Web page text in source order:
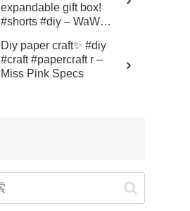
expandable gift box!
#shorts #diy – WaW
Diy paper craft✨ #diy
#craft #papercraft r –
Miss Pink Specs